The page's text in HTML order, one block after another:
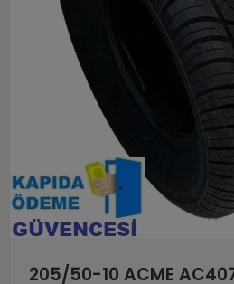
205/50-10 ACME